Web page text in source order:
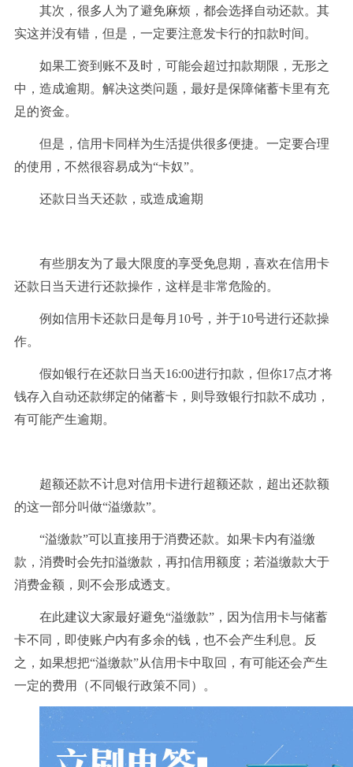
其次，很多人为了避免麻烦，都会选择自动还款。其
实这并没有错，但是，一定要注意发卡行的扣款时间。
如果工资到账不及时，可能会超过扣款期限，无形之
中，造成逾期。解决这类问题，最好是保障储蓄卡里有充
足的资金。
但是，信用卡同样为生活提供很多便捷。一定要合理
的使用，不然很容易成为“卡奴”。
还款日当天还款，或造成逾期
有些朋友为了最大限度的享受免息期，喜欢在信用卡
还款日当天进行还款操作，这样是非常危险的。
例如信用卡还款日是每月10号，并于10号进行还款操
作。
假如银行在还款日当天16:00进行扣款，但你17点才将
钱存入自动还款绑定的储蓄卡，则导致银行扣款不成功，
有可能产生逾期。
超额还款不计息对信用卡进行超额还款，超出还款额
的这一部分叫做“溢缴款”。
“溢缴款”可以直接用于消费还款。如果卡内有溢缴
款，消费时会先扣溢缴款，再扣信用额度；若溢缴款大于
消费金额，则不会形成透支。
在此建议大家最好避免“溢缴款”，因为信用卡与储蓄
卡不同，即使账户内有多余的钱，也不会产生利息。反
之，如果想把“溢缴款”从信用卡中取回，有可能还会产生
一定的费用（不同银行政策不同）。